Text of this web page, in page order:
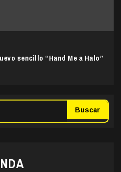
sencillo “Hand Me a Halo”
Buscar